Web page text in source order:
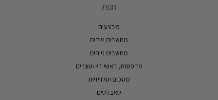
חנות
מבצעים
מחשבים ניידים
מחשבים נייחים
מדפסות, ראשי דיו וטונרים
מסכים וטלוויזיות
טאבלטים